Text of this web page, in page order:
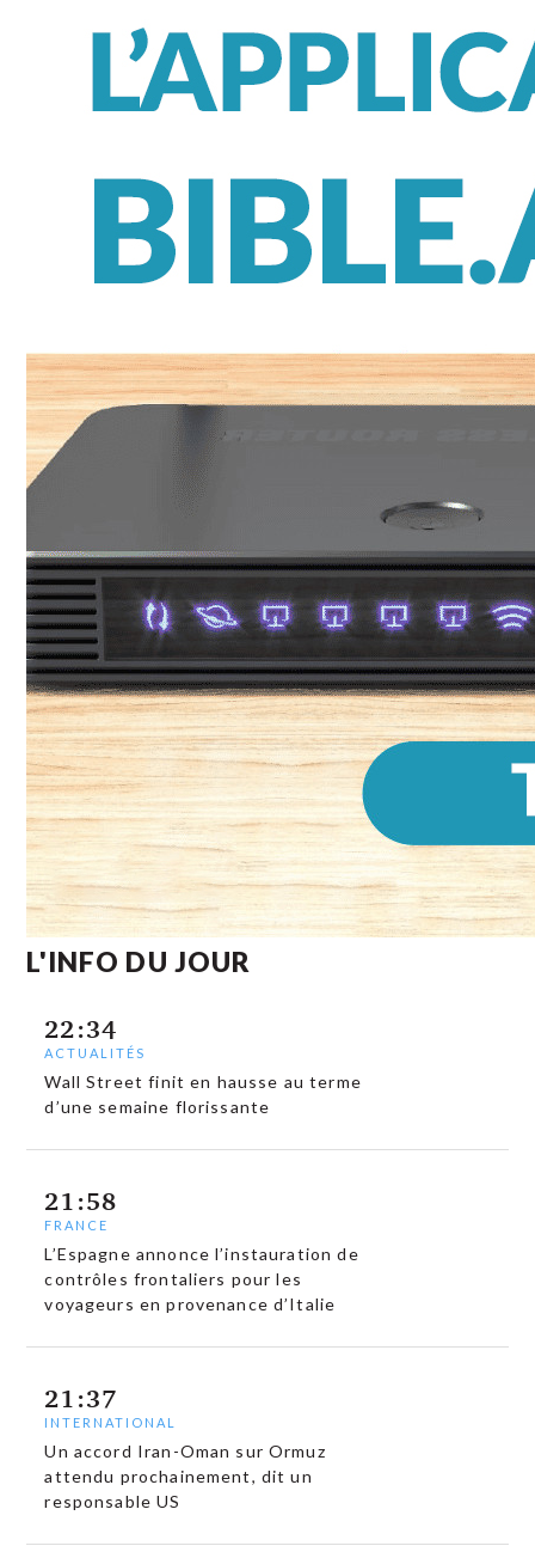
L'INFO DU JOUR
22:34
ACTUALITÉS
Wall Street finit en hausse au terme
d’une semaine florissante
21:58
FRANCE
L’Espagne annonce l’instauration de
contrôles frontaliers pour les
voyageurs en provenance d’Italie
21:37
INTERNATIONAL
Un accord Iran-Oman sur Ormuz
attendu prochainement, dit un
responsable US